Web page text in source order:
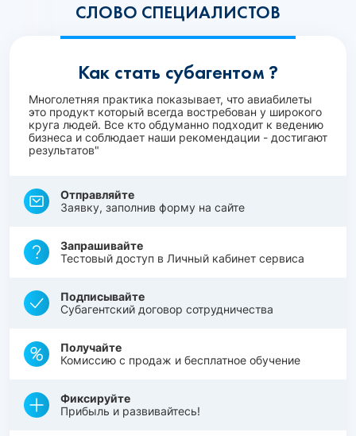
СЛОВО СПЕЦИАЛИСТОВ
Как стать субагентом ?
Многолетняя практика показывает, что авиабилеты
это продукт который всегда востребован у широкого
круга людей. Все кто обдуманно подходит к ведению
бизнеса и соблюдает наши рекомендации - достигают
результатов"
Отправляйте
Заявку, заполнив форму на сайте
Запрашивайте
Тестовый доступ в Личный кабинет сервиса
Подписывайте
Субагентский договор сотрудничества
Получайте
Комиссию с продаж и бесплатное обучение
Фиксируйте
Прибыль и развивайтесь!